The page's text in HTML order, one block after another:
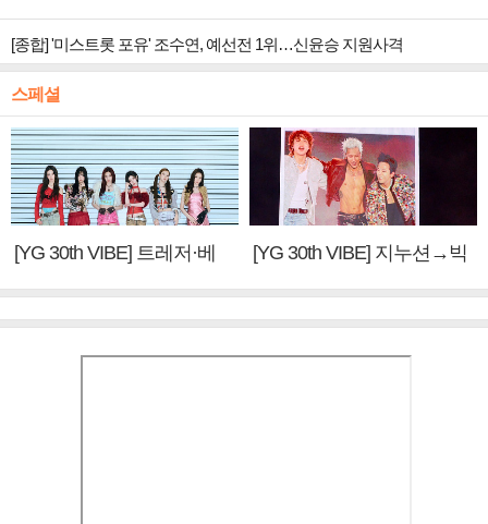
[종합] '미스트롯 포유' 조수연, 예선전 1위…신윤승 지원사격
스페셜
[YG 30th VIBE] 트레저·베
[YG 30th VIBE] 지누션→빅